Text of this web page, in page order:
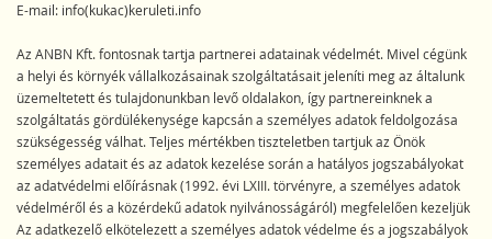
E-mail: info(kukac)keruleti.info
Az ANBN Kft. fontosnak tartja partnerei adatainak védelmét. Mivel cégünk
a helyi és környék vállalkozásainak szolgáltatásait jeleníti meg az általunk
üzemeltetett és tulajdonunkban levő oldalakon, így partnereinknek a
szolgáltatás gördülékenysége kapcsán a személyes adatok feldolgozása
szükségesség válhat. Teljes mértékben tiszteletben tartjuk az Önök
személyes adatait és az adatok kezelése során a hatályos jogszabályokat
az adatvédelmi előírásnak (1992. évi LXIII. törvényre, a személyes adatok
védelméről és a közérdekű adatok nyilvánosságáról) megfelelően kezeljük
Az adatkezelő elkötelezett a személyes adatok védelme és a jogszabályok